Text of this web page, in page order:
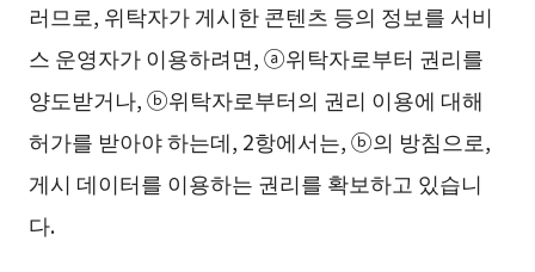
러므로, 위탁자가 게시한 콘텐츠 등의 정보를 서비
스 운영자가 이용하려면, ⓐ위탁자로부터 권리를
양도받거나, ⓑ위탁자로부터의 권리 이용에 대해
허가를 받아야 하는데, 2항에서는, ⓑ의 방침으로,
게시 데이터를 이용하는 권리를 확보하고 있습니
다.